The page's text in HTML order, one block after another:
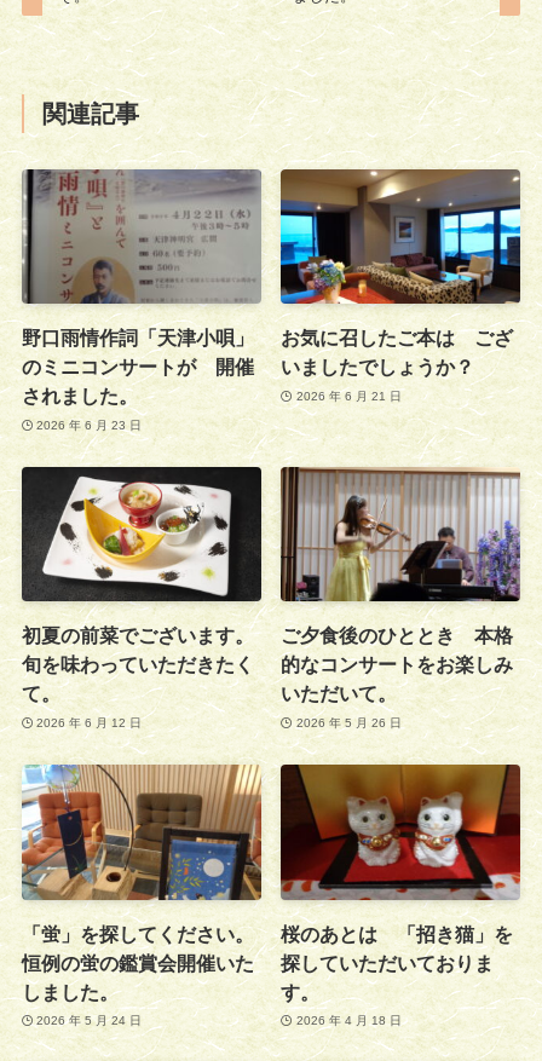
関連記事
野口雨情作詞「天津小唄」
のミニコンサートが 開催
されました。
2026 年 6 月 23 日
お気に召したご本は ござ
いましたでしょうか？
2026 年 6 月 21 日
初夏の前菜でございます。
旬を味わっていただきたく
て。
2026 年 6 月 12 日
ご夕食後のひととき 本格
的なコンサートをお楽しみ
いただいて。
2026 年 5 月 26 日
「蛍」を探してください。
恒例の蛍の鑑賞会開催いた
しました。
2026 年 5 月 24 日
桜のあとは 「招き猫」を
探していただいておりま
す。
2026 年 4 月 18 日